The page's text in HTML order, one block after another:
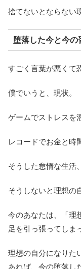
捨てないとならない
堕落した今と今の
すごく言葉が悪くて
僕でいうと、現状。
ゲームでストレスを
レコードでお金と時
そうした怠惰な生活
そうしないと理想の
今のあなたは、「理
足を引っ張ってしま
理想の自分になりた
あれば、今の堕落し